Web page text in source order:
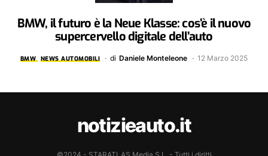
BMW, il futuro è la Neue Klasse: cos’è il nuovo
supercervello digitale dell’auto
BMW NEWS AUTOMOBILI di Daniele Monteleone 12 Marzo 2025
notizieauto.it